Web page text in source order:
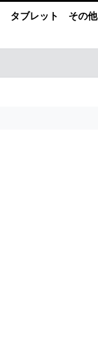
タブレット その他